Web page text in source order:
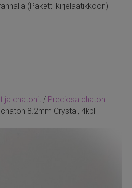
ja chatonit / Preciosa chaton
8.2mm Crystal, 4kpl
(Paketti kirjelaatikkoon)